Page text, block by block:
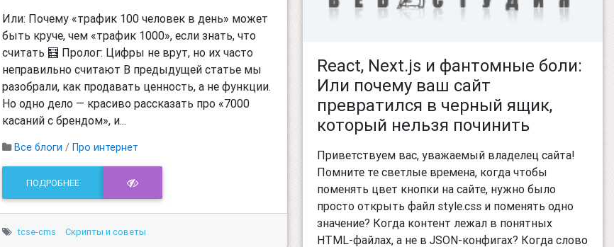
Или: Почему «трафик 100 человек в день» может
быть круче, чем «трафик 1000», если знать, что
считать 🧮 Пролог: Цифры не врут, но их часто
неправильно считают В предыдущей статье мы
разобрали, как продавать ценность, а не функции.
Но одно дело — красиво рассказать про «7000
касаний с брендом», и...
Все блоги / Про интернет
ПОДРОБНЕЕ
tcse-cms Скрипты и советы
React, Next.js и фантомные боли:
Или почему ваш сайт
превратился в черный ящик,
который нельзя починить
Приветствуем вас, уважаемый владелец сайта!
Помните те светлые времена, когда чтобы
поменять цвет кнопки на сайте, нужно было
просто открыть файл style.css и поменять одно
значение? Когда контент лежал в понятных
HTML-файлах, а не в JSON-конфигах? Когда слово